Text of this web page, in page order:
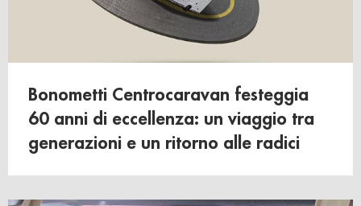
Bonometti Centrocaravan festeggia
60 anni di eccellenza: un viaggio tra
generazioni e un ritorno alle radici